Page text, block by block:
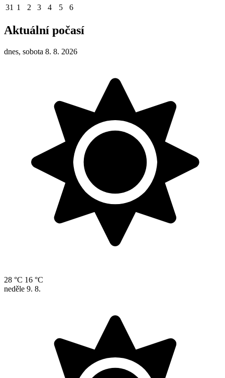
31 1 2 3 4 5 6
Aktuální počasí
dnes, sobota 8. 8. 2026
28 °C 16 °C
neděle 9. 8.